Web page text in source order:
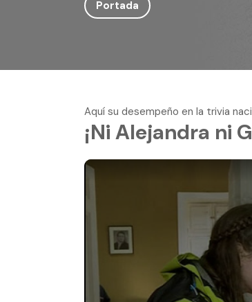
Portada
Aquí su desempeño en la trivia
¡Ni Alejandra ni